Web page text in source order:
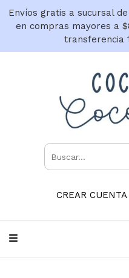
Envíos gratis a sucursal
en compras mayores a
transferencia
CREAR CUENTA